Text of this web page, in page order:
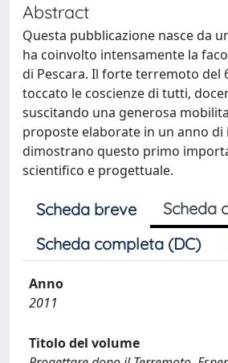
Abstract
Questa pubblicazione nasce da
ha coinvolto intensamente la
di Pescara. Il forte terremoto del
toccato le coscienze di tutti,
suscitando una generosa
proposte elaborate in un anno di
dimostrano questo primo
scientifico e progettuale.
Scheda breve
Scheda
Scheda completa (DC)
Anno
2011
Titolo del volume